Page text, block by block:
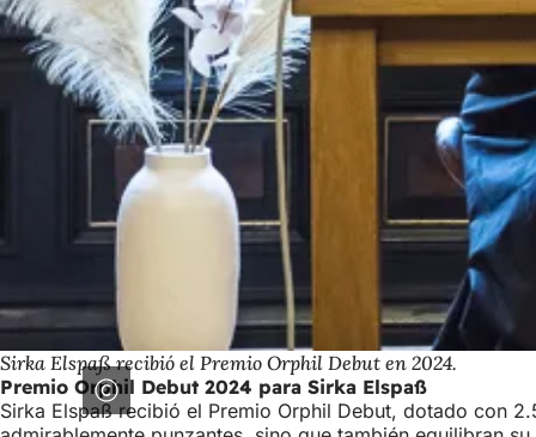
Sirka Elspaß recibió el Premio Orphil Debut en 2024.
Premio Orphil Debut 2024 para Sirka Elspaß
Sirka Elspaß recibió el Premio Orphil Debut, dotado con